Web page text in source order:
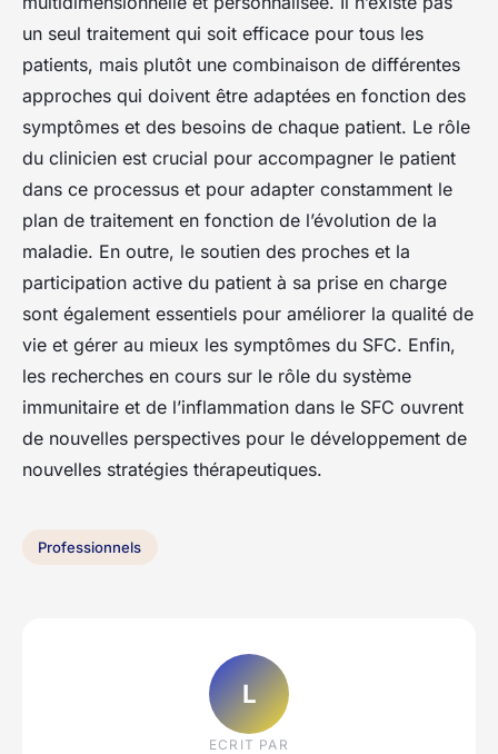
un seul traitement qui soit efficace pour tous les
patients, mais plutôt une combinaison de différentes
approches qui doivent être adaptées en fonction des
symptômes et des besoins de chaque patient. Le rôle
du clinicien est crucial pour accompagner le patient
dans ce processus et pour adapter constamment le
plan de traitement en fonction de l’évolution de la
maladie. En outre, le soutien des proches et la
participation active du patient à sa prise en charge
sont également essentiels pour améliorer la qualité de
vie et gérer au mieux les symptômes du SFC. Enfin,
les recherches en cours sur le rôle du système
immunitaire et de l’inflammation dans le SFC ouvrent
de nouvelles perspectives pour le développement de
nouvelles stratégies thérapeutiques.
Professionnels
L
ECRIT PAR